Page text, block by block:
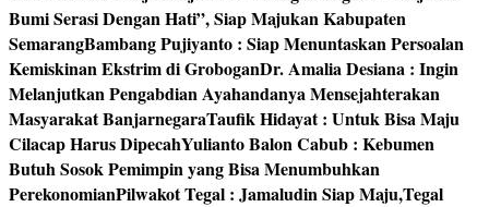
Bumi Serasi Dengan Hati”, Siap Majukan Kabupaten
SemarangBambang Pujiyanto : Siap Menuntaskan Persoalan
Kemiskinan Ekstrim di GroboganDr. Amalia Desiana : Ingin
Melanjutkan Pengabdian Ayahandanya Mensejahterakan
Masyarakat BanjarnegaraTaufik Hidayat : Untuk Bisa Maju
Cilacap Harus DipecahYulianto Balon Cabub : Kebumen
Butuh Sosok Pemimpin yang Bisa Menumbuhkan
PerekonomianPilwakot Tegal : Jamaludin Siap Maju,Tegal